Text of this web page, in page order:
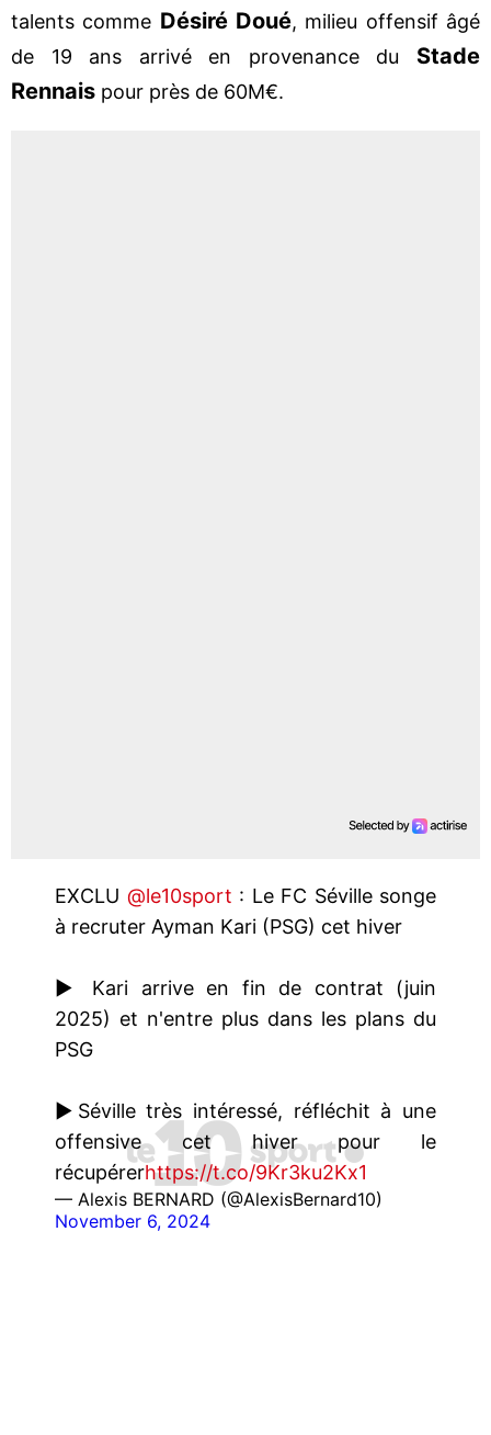
talents comme Désiré Doué, milieu offensif âgé
de 19 ans arrivé en provenance du Stade
Rennais pour près de 60M€.
EXCLU @le10sport : Le FC Séville songe
à recruter Ayman Kari (PSG) cet hiver
▶️ Kari arrive en fin de contrat (juin
2025) et n'entre plus dans les plans du
PSG
▶️Séville très intéressé, réfléchit à une
offensive cet hiver pour le
récupérerhttps://t.co/9Kr3ku2Kx1
— Alexis BERNARD (@AlexisBernard10)
November 6, 2024